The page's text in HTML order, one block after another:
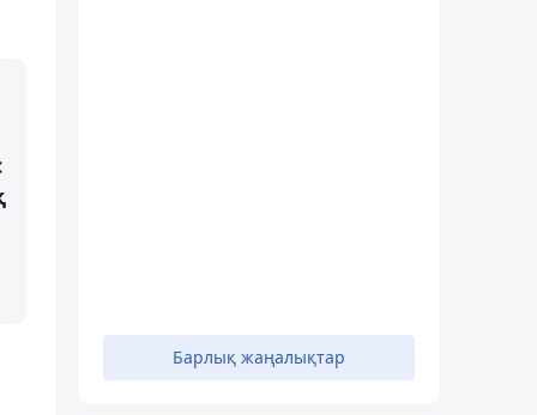
Барлық жаңалықтар